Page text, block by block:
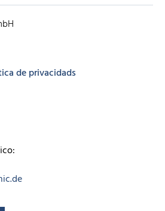
de privacidads